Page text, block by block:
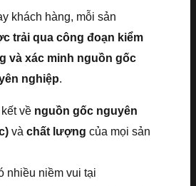
khách hàng, mỗi sản
trải qua công đoạn kiểm
và xác minh nguồn gốc
nghiệp.
về nguồn gốc nguyên
và chất lượng của mọi sản
nhiều niềm vui tại